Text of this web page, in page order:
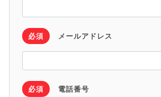
必須 メールアドレス
必須 電話番号